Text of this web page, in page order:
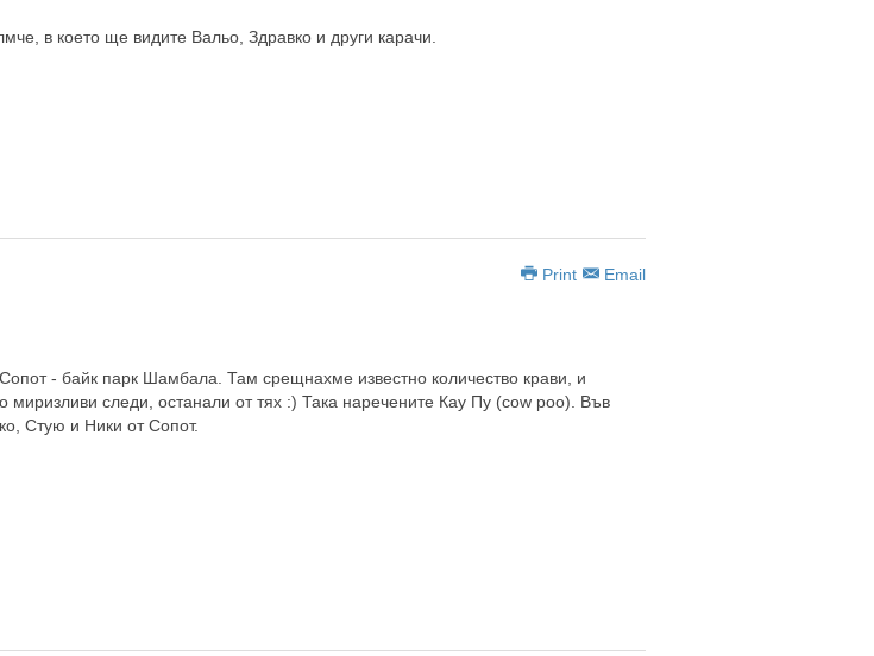
в което ще видите Вальо, Здравко и други карачи.
Email
Print
- байк парк Шамбала. Там срещнахме известно количество крави, и
миризливи следи, останали от тях :) Така наречените Кау Пу (cow poo). Във
Стую и Ники от Сопот.